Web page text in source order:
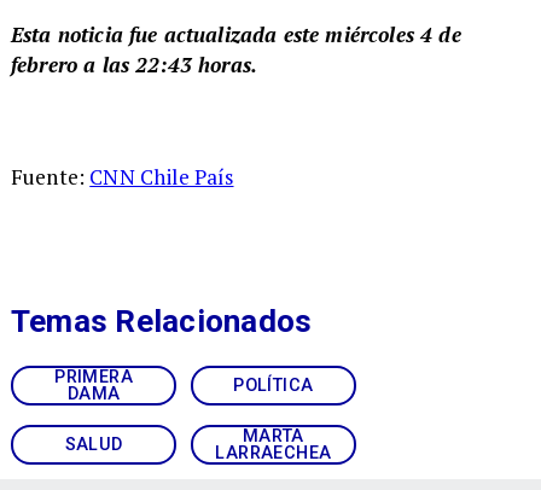
Esta noticia fue actualizada este miércoles 4 de
febrero a las 22:43 horas.
Fuente: CNN Chile País
PRIMERA
DAMA
POLÍTICA
SALUD
MARTA
LARRAECHEA
Temas Relacionados